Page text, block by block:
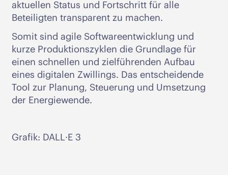
aktuellen Status und Fortschritt für alle
Beteiligten transparent zu machen.
Somit sind agile Softwareentwicklung und
kurze Produktionszyklen die Grundlage für
einen schnellen und zielführenden Aufbau
eines digitalen Zwillings. Das entscheidende
Tool zur Planung, Steuerung und Umsetzung
der Energiewende.
Grafik: DALL·E 3